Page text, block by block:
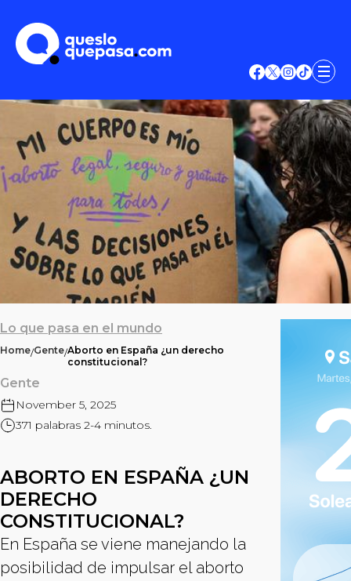
Lo que pasa en el mundo
Home/Gente/Aborto en España ¿un derecho
constitucional?
Gente
November 5, 2025
371 palabras 2-4 minutos.
ABORTO EN ESPAÑA ¿UN
DERECHO
CONSTITUCIONAL?
En España se viene manejando la
posibilidad de impulsar el aborto